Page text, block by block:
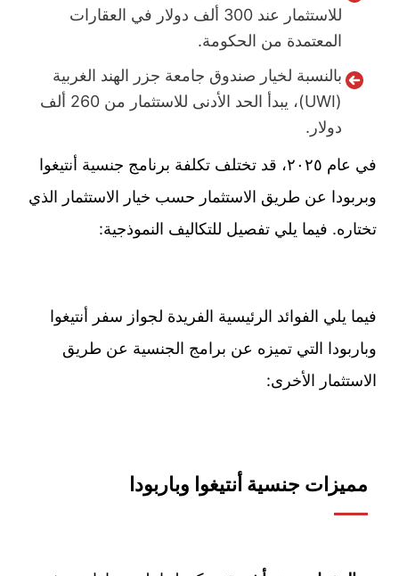
للاستثمار عند 300 ألف دولار في العقارات
المعتمدة من الحكومة.
بالنسبة لخيار صندوق جامعة جزر الهند الغربية
(UWI)، يبدأ الحد الأدنى للاستثمار من 260 ألف
دولار.
في عام ٢٠٢٥، قد تختلف تكلفة برنامج جنسية أنتيغوا
وبربودا عن طريق الاستثمار حسب خيار الاستثمار الذي
تختاره. فيما يلي تفصيل للتكاليف النموذجية:
فيما يلي الفوائد الرئيسية الفريدة لجواز سفر أنتيغوا
وباربودا التي تميزه عن برامج الجنسية عن طريق
الاستثمار الأخرى:
مميزات جنسية أنتيغوا وباربودا